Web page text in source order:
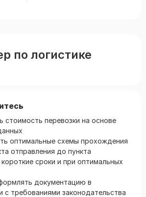
по логистике
стоимость перевозки на основе
оптимальные схемы прохождения
отправления до пункта
короткие сроки и при оптимальных
документацию в
с требованиями законодательства